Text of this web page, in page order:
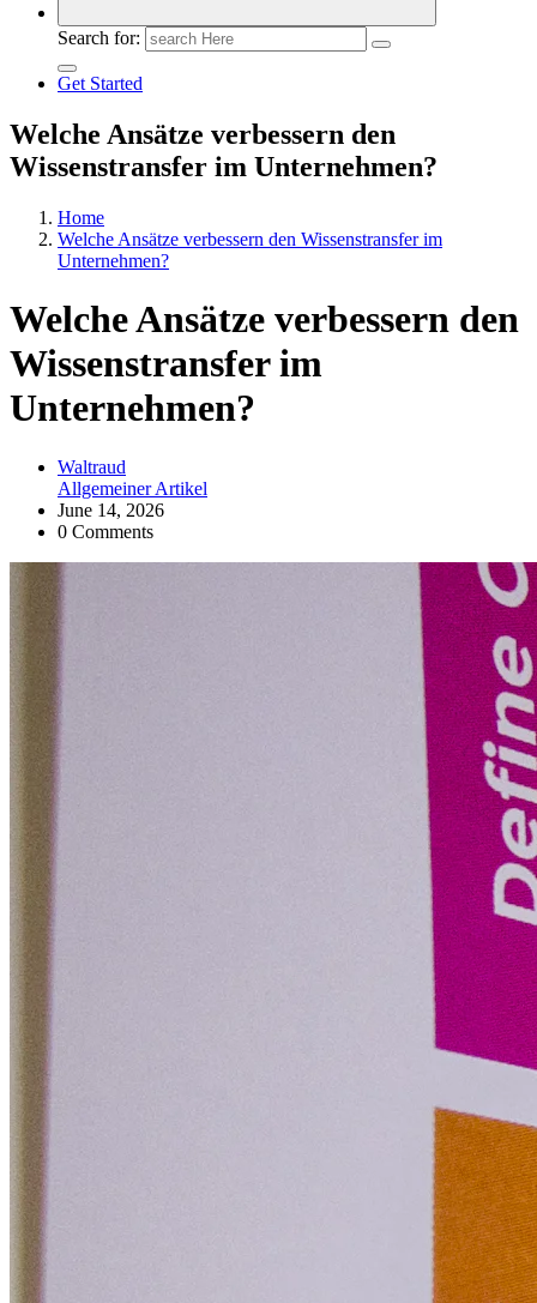
Search for:
Get Started
Welche Ansätze verbessern den
Wissenstransfer im Unternehmen?
Home
Welche Ansätze verbessern den Wissenstransfer im
Unternehmen?
Welche Ansätze verbessern den
Wissenstransfer im
Unternehmen?
Waltraud
Allgemeiner Artikel
June 14, 2026
0 Comments